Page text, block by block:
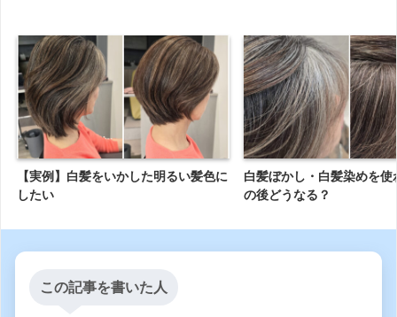
【実例】白髪をいかした明るい髪色に
したい
白髪ぼかし・白髪染めを使
の後どうなる？
この記事を書いた人